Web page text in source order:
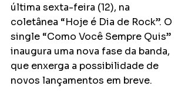
última sexta-feira (12), na
coletânea “Hoje é Dia de Rock”. O
single “Como Você Sempre Quis”
inaugura uma nova fase da banda,
que enxerga a possibilidade de
novos lançamentos em breve.